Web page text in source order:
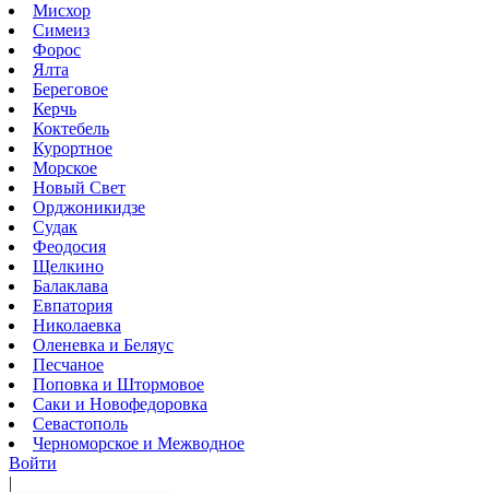
Мисхор
Симеиз
Форос
Ялта
Береговое
Керчь
Коктебель
Курортное
Морское
Новый Свет
Орджоникидзе
Судак
Феодосия
Щелкино
Балаклава
Евпатория
Николаевка
Оленевка и Беляус
Песчаное
Поповка и Штормовое
Саки и Новофедоровка
Севастополь
Черноморское и Межводное
Войти
|